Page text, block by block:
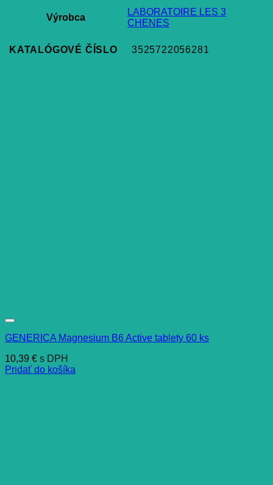
Výrobca
LABORATOIRE LES 3
CHENES
KATALÓGOVÉ ČÍSLO 3525722056281
GENERICA Magnesium B6 Active tablety 60 ks
10,39 € s DPH
Pridať do košíka